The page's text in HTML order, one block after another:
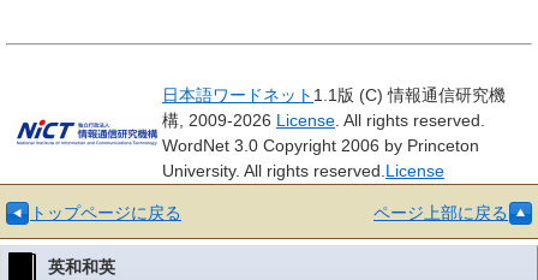
日本語ワードネット 1.1版 (C) 情報通信研究機
構, 2009-2026 License . All rights reserved.
WordNet 3.0 Copyright 2006 by Princeton
University. All rights reserved. License
トップページに戻る ページ上部に戻る
英和和英